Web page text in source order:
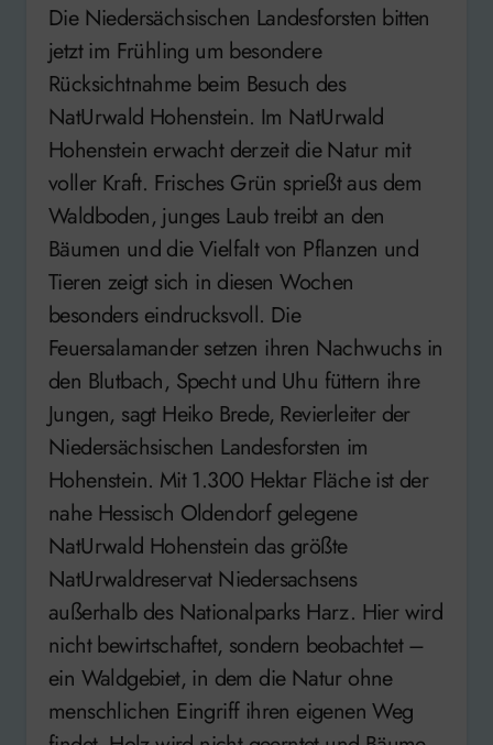
Die Niedersächsischen Landesforsten bitten
jetzt im Frühling um besondere
Rücksichtnahme beim Besuch des
NatUrwald Hohenstein. Im NatUrwald
Hohenstein erwacht derzeit die Natur mit
voller Kraft. Frisches Grün sprießt aus dem
Waldboden, junges Laub treibt an den
Bäumen und die Vielfalt von Pflanzen und
Tieren zeigt sich in diesen Wochen
besonders eindrucksvoll. Die
Feuersalamander setzen ihren Nachwuchs in
den Blutbach, Specht und Uhu füttern ihre
Jungen, sagt Heiko Brede, Revierleiter der
Niedersächsischen Landesforsten im
Hohenstein. Mit 1.300 Hektar Fläche ist der
nahe Hessisch Oldendorf gelegene
NatUrwald Hohenstein das größte
NatUrwaldreservat Niedersachsens
außerhalb des Nationalparks Harz. Hier wird
nicht bewirtschaftet, sondern beobachtet –
ein Waldgebiet, in dem die Natur ohne
menschlichen Eingriff ihren eigenen Weg